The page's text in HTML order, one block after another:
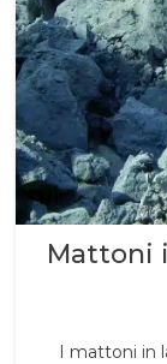
Mattoni
I mattoni in